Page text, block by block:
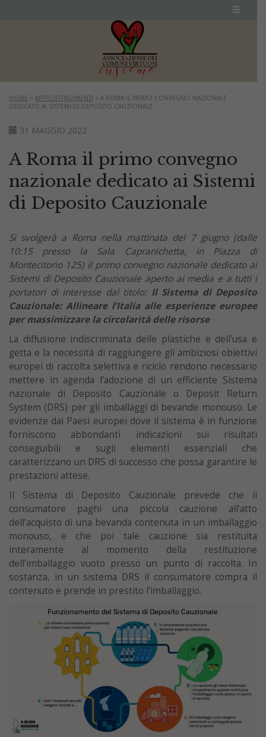
HOME > APPROFONDIMENTI > A ROMA IL PRIMO CONVEGNO NAZIONALE
DEDICATO AI SISTEMI DI DEPOSITO CAUZIONALE
31 MAGGIO 2022
A Roma il primo convegno
nazionale dedicato ai Sistemi
di Deposito Cauzionale
Si svolgerà a Roma nella mattinata del 7 giugno (dalle
10:15 presso la Sala Capranichetta, in Piazza di
Montecitorio 125) il primo convegno nazionale dedicato ai
Sistemi di Deposito Cauzionale aperto ai media e a tutti i
portatori di interesse dal titolo: Il Sistema di Deposito
Cauzionale: Allineare l’Italia alle esperienze europee
per massimizzare la circolarità delle risorse
La diffusione indiscriminata delle plastiche e dell’usa e
getta e la necessità di raggiungere gli ambiziosi obiettivi
europei di raccolta selettiva e riciclo rendono necessario
mettere in agenda l’adozione di un efficiente Sistema
nazionale di Deposito Cauzionale o Deposit Return
System (DRS) per gli imballaggi di bevande monouso. Le
evidenze dai Paesi europei dove il sistema è in funzione
forniscono abbondanti indicazioni sui risultati
conseguibili e sugli elementi essenziali che
caratterizzano un DRS di successo che possa garantire le
prestazioni attese.
Il Sistema di Deposito Cauzionale prevede che il
consumatore paghi una piccola cauzione all’atto
dell’acquisto di una bevanda contenuta in un imballaggio
monouso, e che poi tale cauzione sia restituita
interamente al momento della restituzione
dell’imballaggio vuoto presso un punto di raccolta. In
sostanza, in un sistema DRS il consumatore compra il
contenuto e prende in prestito l’imballaggio.